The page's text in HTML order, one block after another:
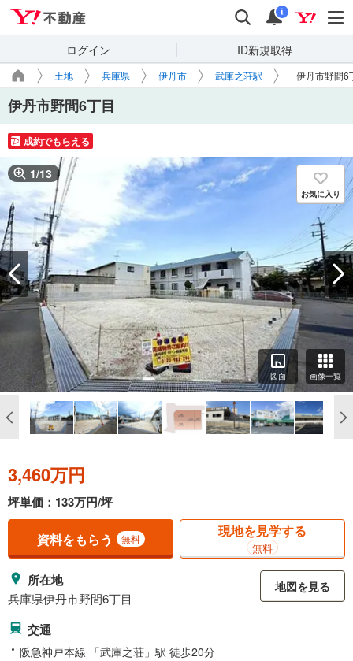
検索 通知
i
ログイン ID新規取得
土地 兵庫県 伊丹市 武庫之荘駅 伊丹市野間6
伊丹市野間6丁目
成約でもらえる
1/13
お気に入り
図面 画像一覧
3,460万円
坪単価：133万円/坪
資料をもらう 無料 現地を見学する
無料
所在地
兵庫県伊丹市野間6丁目
地図を見る
交通
阪急神戸本線 「武庫之荘」駅 徒歩20分